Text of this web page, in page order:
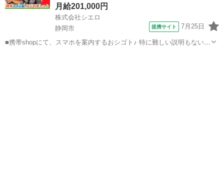
月給201,000円
株式会社シエロ
静岡市
提携サイト 7月25日
■携帯shopにて、スマホを案内するおシゴト♪ 特に難しい説明もないの